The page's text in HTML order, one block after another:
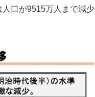
口が9515万人まで減少